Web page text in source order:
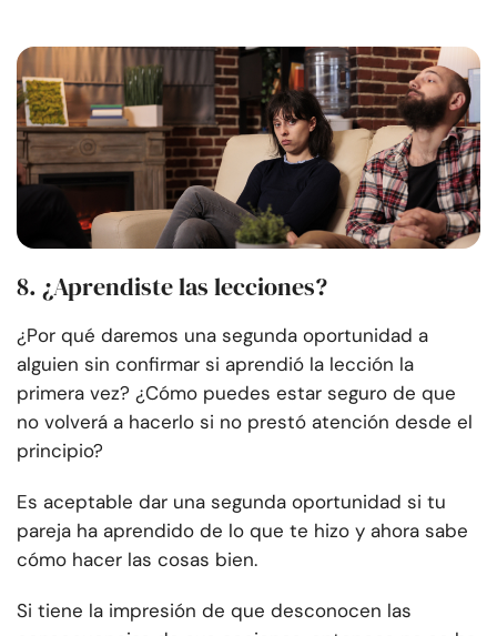
8. ¿Aprendiste las lecciones?
¿Por qué daremos una segunda oportunidad a
alguien sin confirmar si aprendió la lección la
primera vez? ¿Cómo puedes estar seguro de que
no volverá a hacerlo si no prestó atención desde el
principio?
Es aceptable dar una segunda oportunidad si tu
pareja ha aprendido de lo que te hizo y ahora sabe
cómo hacer las cosas bien.
Si tiene la impresión de que desconocen las